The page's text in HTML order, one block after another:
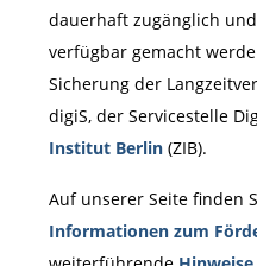
dauerhaft zugänglich
verfügbar gemacht
Sicherung der
digiS, der Servicestelle
Institut Berlin(ZIB).
Auf unserer Seite finden
Informationen zum